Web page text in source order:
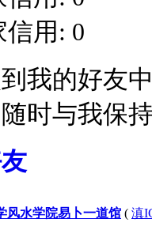
信用: 0
我的好友
时与我保
风水学院易卜一道馆 ( 滇